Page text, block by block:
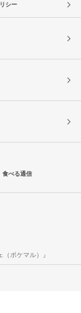
シー
食べる通信
ポケマル）』